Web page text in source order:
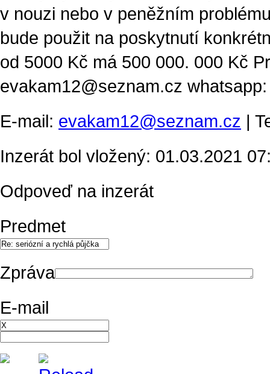
v nouzi nebo v peněžním
bude použit na poskytnutí
od 5000 Kč má 500 000. 000 Kč
evakam12@seznam.cz
E-mail: evakam12@seznam.cz |
Inzerát bol vložený: 01.03.2021
Odpoveď na inzerát
Predmet
Zpráva
E-mail